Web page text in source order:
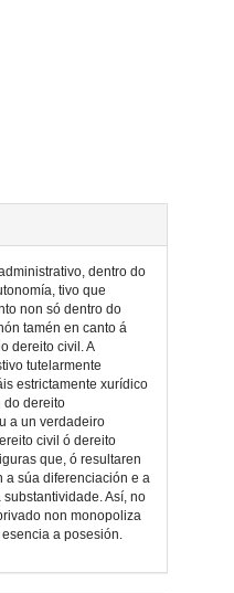
dentro do
tivo que
non só dentro do
tamén en canto á
dereito civil. A
tutelarmente
estrictamente xurídico
do dereito
a un verdadeiro
civil ó dereito
que, ó resultaren
a súa diferenciación e a
Así, no
non monopoliza
a posesión.